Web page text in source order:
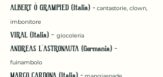
ALBERT Ò GRAMPIED (Italia) - cantastorie, clown,
imbonitore
VIRAL (Italia) – giocoleria
ANDREAS L’ASTRONAUTA (Germania) –
fuinambolo